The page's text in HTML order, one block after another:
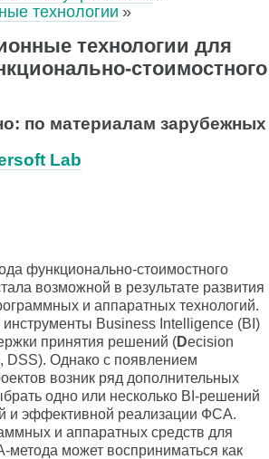
технологии
технологии для
стоимостного
по материалам зарубежных
Lab
функционально-стоимостного
возможной в результате развития
и аппаратных технологий.
инструменты Business Intelligence (BI)
принятия решений (Decision
DSS). Однако с появлением
возник ряд дополнительных
одно или несколько BI-решений
и эффективной реализации ФСА.
и аппаратных средств для
может восприниматься как